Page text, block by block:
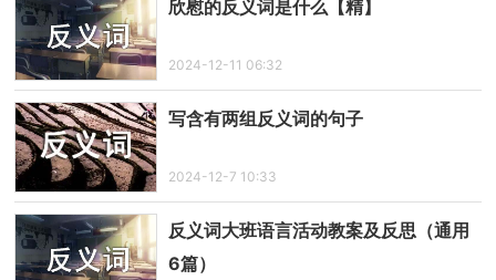
欣慰的反义词是什么【精】
2024-12-11 06:32
写含有两组反义词的句子
2024-12-7 10:33
反义词大班语言活动教案及反思（通用
6篇）